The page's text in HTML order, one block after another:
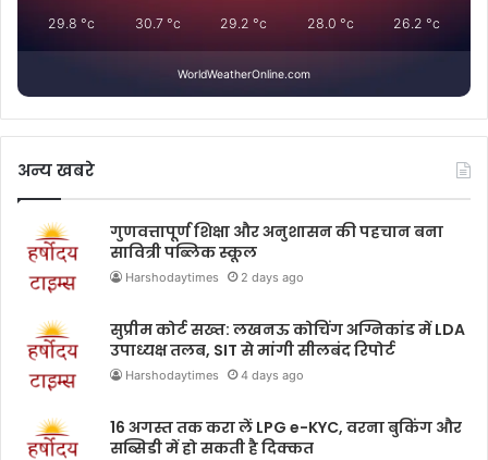
29.8 °c 30.7°c 29.2 °c 28.0 °c 26.2 °c
WorldWeatherOnline.com
अन्य खबरे
गुणवत्तापूर्ण शिक्षा और अनुशासन की पहचान बना
सावित्री पब्लिक स्कूल
Harshodaytimes 2 days ago
सुप्रीम कोर्ट सख्त: लखनऊ कोचिंग अग्निकांड में LDA
उपाध्यक्ष तलब, SIT से मांगी सीलबंद रिपोर्ट
Harshodaytimes 4 days ago
16 अगस्त तक करा लें LPG e-KYC, वरना बुकिंग और
सब्सिडी में हो सकती है दिक्कत